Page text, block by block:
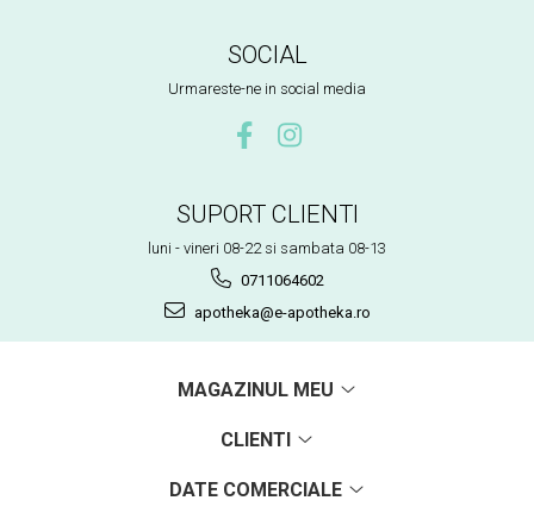
SOCIAL
Urmareste-ne in social media
SUPORT CLIENTI
luni - vineri 08-22 si sambata 08-13
0711064602
apotheka@e-apotheka.ro
MAGAZINUL MEU
CLIENTI
DATE COMERCIALE